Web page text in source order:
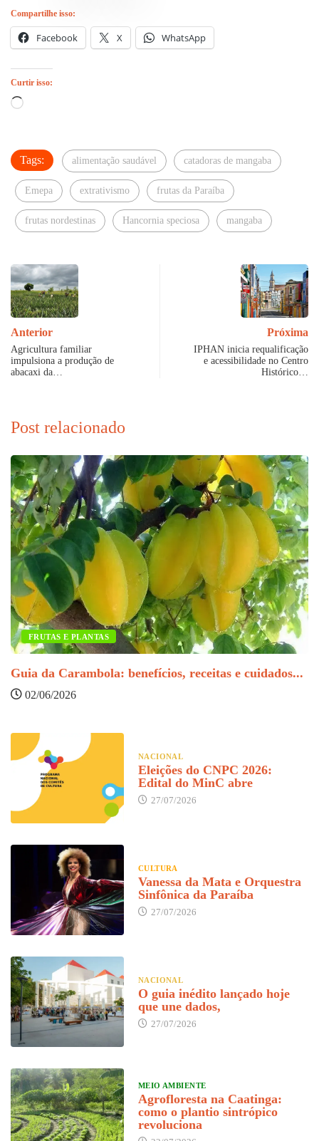
Compartilhe isso:
Facebook X WhatsApp
Curtir isso:
Carregando...
Tags: alimentação saudável catadoras de mangaba
Emepa extrativismo frutas da Paraíba
frutas nordestinas Hancornia speciosa mangaba
Anterior
Agricultura familiar
impulsiona a produção de
abacaxi da…
Próxima
IPHAN inicia requalificação
e acessibilidade no Centro
Histórico…
Post relacionado
FRUTAS E PLANTAS
Guia da Carambola: benefícios, receitas e cuidados...
02/06/2026
NACIONAL
Eleições do CNPC 2026:
Edital do MinC abre
27/07/2026
CULTURA
Vanessa da Mata e Orquestra
Sinfônica da Paraíba
27/07/2026
NACIONAL
O guia inédito lançado hoje
que une dados,
27/07/2026
MEIO AMBIENTE
Agrofloresta na Caatinga:
como o plantio sintrópico
revoluciona